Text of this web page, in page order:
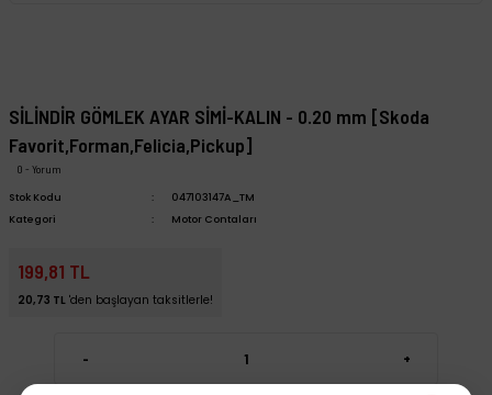
SİLİNDİR GÖMLEK AYAR SİMİ-KALIN - 0.20 mm [Skoda
Favorit,Forman,Felicia,Pickup]
0 - Yorum
Stok Kodu
047103147A_TM
Kategori
Motor Contaları
199,81 TL
20,73 TL 'den başlayan taksitlerle!
- +